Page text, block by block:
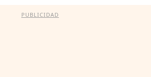
PUBLICIDAD